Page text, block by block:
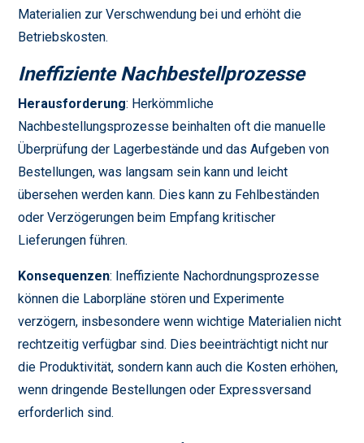
Materialien zur Verschwendung bei und erhöht die
Betriebskosten.
Ineffiziente Nachbestellprozesse
Herausforderung: Herkömmliche
Nachbestellungsprozesse beinhalten oft die manuelle
Überprüfung der Lagerbestände und das Aufgeben von
Bestellungen, was langsam sein kann und leicht
übersehen werden kann. Dies kann zu Fehlbeständen
oder Verzögerungen beim Empfang kritischer
Lieferungen führen.
Konsequenzen: Ineffiziente Nachordnungsprozesse
können die Laborpläne stören und Experimente
verzögern, insbesondere wenn wichtige Materialien nicht
rechtzeitig verfügbar sind. Dies beeinträchtigt nicht nur
die Produktivität, sondern kann auch die Kosten erhöhen,
wenn dringende Bestellungen oder Expressversand
erforderlich sind.